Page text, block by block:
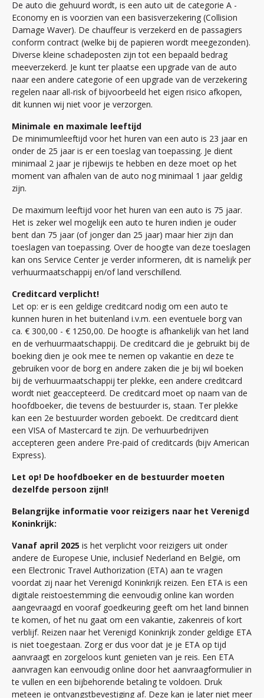
De auto die gehuurd wordt, is een auto uit de categorie A -
Economy en is voorzien van een basisverzekering (Collision
Damage Waver). De chauffeur is verzekerd en de passagiers
conform contract (welke bij de papieren wordt meegezonden).
Diverse kleine schadeposten zijn tot een bepaald bedrag
meeverzekerd. Je kunt ter plaatse een upgrade van de auto
naar een andere categorie of een upgrade van de verzekering
regelen naar all-risk of bijvoorbeeld het eigen risico afkopen,
dit kunnen wij niet voor je verzorgen.
Minimale en maximale leeftijd
De minimumleeftijd voor het huren van een auto is 23 jaar en
onder de 25 jaar is er een toeslag van toepassing. Je dient
minimaal 2 jaar je rijbewijs te hebben en deze moet op het
moment van afhalen van de auto nog minimaal 1 jaar geldig
zijn.
De maximum leeftijd voor het huren van een auto is 75 jaar.
Het is zeker wel mogelijk een auto te huren indien je ouder
bent dan 75 jaar (of jonger dan 25 jaar) maar hier zijn dan
toeslagen van toepassing. Over de hoogte van deze toeslagen
kan ons Service Center je verder informeren, dit is namelijk per
verhuurmaatschappij en/of land verschillend.
Creditcard verplicht!
Let op: er is een geldige creditcard nodig om een auto te
kunnen huren in het buitenland i.v.m. een eventuele borg van
ca. € 300,00 - € 1250,00. De hoogte is afhankelijk van het land
en de verhuurmaatschappij. De creditcard die je gebruikt bij de
boeking dien je ook mee te nemen op vakantie en deze te
gebruiken voor de borg en andere zaken die je bij wil boeken
bij de verhuurmaatschappij ter plekke, een andere creditcard
wordt niet geaccepteerd. De creditcard moet op naam van de
hoofdboeker, die tevens de bestuurder is, staan. Ter plekke
kan een 2e bestuurder worden geboekt. De creditcard dient
een VISA of Mastercard te zijn. De verhuurbedrijven
accepteren geen andere Pre-paid of creditcards (bijv American
Express).
Let op! De hoofdboeker en de bestuurder moeten
dezelfde persoon zijn!!
Belangrijke informatie voor reizigers naar het Verenigd
Koninkrijk:
Vanaf april 2025 is het verplicht voor reizigers uit onder
andere de Europese Unie, inclusief Nederland en België, om
een Electronic Travel Authorization (ETA) aan te vragen
voordat zij naar het Verenigd Koninkrijk reizen. Een ETA is een
digitale reistoestemming die eenvoudig online kan worden
aangevraagd en vooraf goedkeuring geeft om het land binnen
te komen, of het nu gaat om een vakantie, zakenreis of kort
verblijf. Reizen naar het Verenigd Koninkrijk zonder geldige ETA
is niet toegestaan. Zorg er dus voor dat je je ETA op tijd
aanvraagt en zorgeloos kunt genieten van je reis. Een ETA
aanvragen kan eenvoudig online door het aanvraagformulier in
te vullen en een bijbehorende betaling te voldoen. Druk
meteen je ontvangstbevestiging af. Deze kan je later niet meer